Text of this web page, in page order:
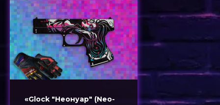
«Glock "Неонуар" (Neo-